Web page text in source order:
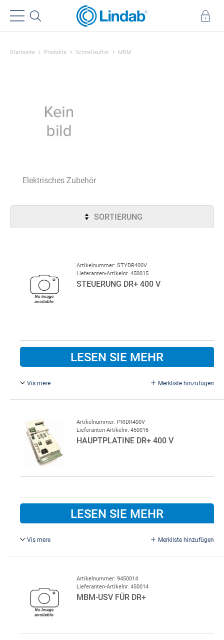
Startseite Produkte Schnellauftor MBM
Elektrisches Zubehör
SORTIERUNG
Artikelnummer: STYDR400V
Lieferanten-Artikelnr. 450015
STEUERUNG DR+ 400 V
LESEN SIE MEHR
Vis mere Merkliste hinzufügen
Artikelnummer: PRIDR400V
Lieferanten-Artikelnr. 450016
HAUPTPLATINE DR+ 400 V
LESEN SIE MEHR
Vis mere Merkliste hinzufügen
Artikelnummer: 9450014
Lieferanten-Artikelnr. 450014
MBM-USV FÜR DR+